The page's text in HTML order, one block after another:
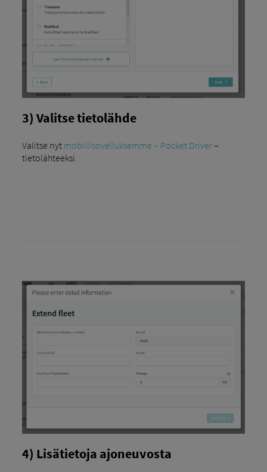
3) Valitse tietolähde
Valitse nyt mobiilisovelluksemme – Pocket Driver–
tietolähteeksi.
4) Lisätietoja ajoneuvosta